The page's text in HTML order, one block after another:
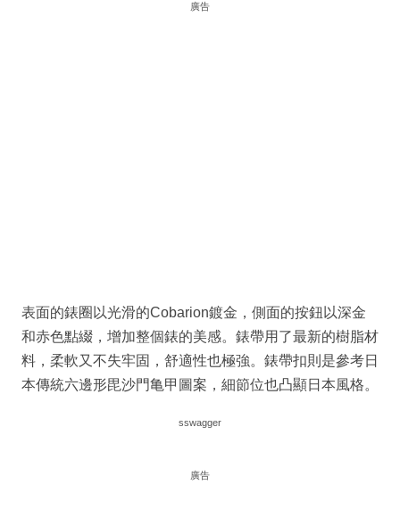
廣告
表面的錶圈以光滑的Cobarion鍍金，側面的按鈕以深金
和赤色點綴，增加整個錶的美感。錶帶用了最新的樹脂材
料，柔軟又不失牢固，舒適性也極強。錶帶扣則是參考日
本傳統六邊形毘沙門亀甲圖案，細節位也凸顯日本風格。
sswagger
廣告